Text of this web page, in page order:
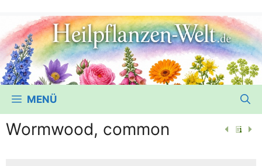
MENÜ
Wormwood, common